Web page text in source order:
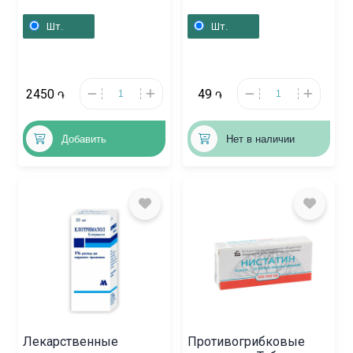
Шт.
2450 ֏
Добавить
Վենգրիա
Шт.
49 ֏
Нет в наличии
Лекарственные
Противогрибковые